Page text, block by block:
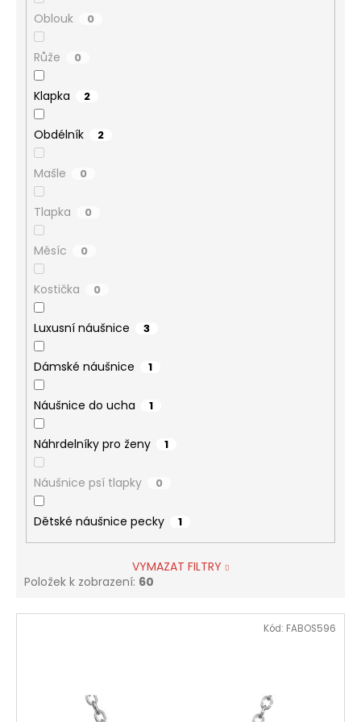
Oblouk 0
Růže 0
Klapka 2
Obdélník 2
Mašle 0
Tlapka 0
Měsíc 0
Kostička 0
Luxusní náušnice 3
Dámské náušnice 1
Náušnice do ucha 1
Náhrdelníky pro ženy 1
Náušnice psí tlapky 0
Dětské náušnice pecky 1
VYMAZAT FILTRY
Položek k zobrazení: 60
V Kód: FABOS596